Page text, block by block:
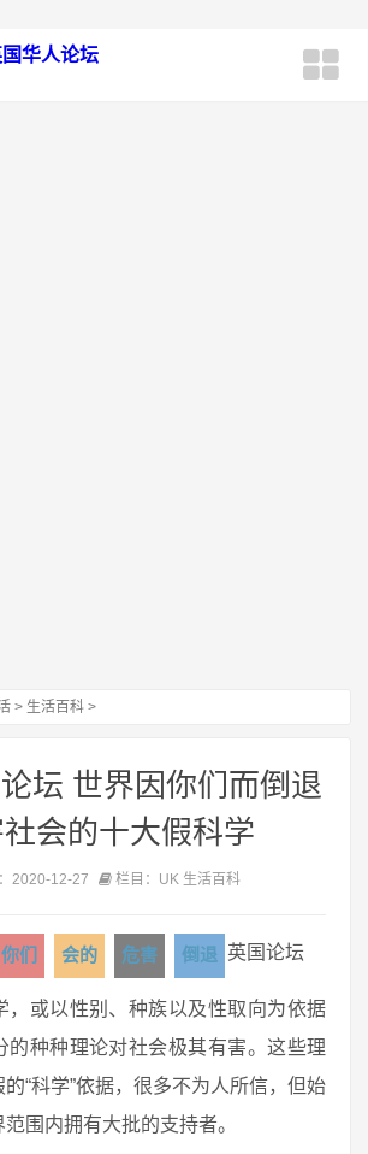
华人论坛
> 生活百科 >
坛 世界因你们而倒退
会的十大假科学
2020-12-27 栏目：UK 生活百科
你们 会的 危害 倒退 英国论坛
，或以性别、种族以及性取向为依据
的种种理论对社会极其有害。这些理
“科学”依据，很多不为人所信，但始
围内拥有大批的支持者。